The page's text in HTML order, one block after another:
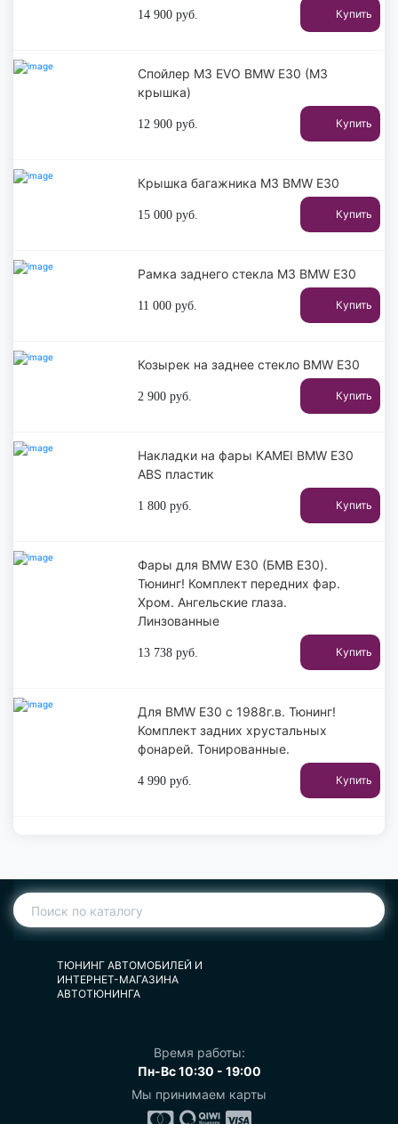
14 900 руб. Купить
Спойлер M3 EVO BMW E30 (M3
крышка)
12 900 руб. Купить
Крышка багажника M3 BMW E30
15 000 руб. Купить
Рамка заднего стекла M3 BMW E30
11 000 руб. Купить
Козырек на заднее стекло BMW E30
2 900 руб. Купить
Накладки на фары KAMEI BMW E30
ABS пластик
1 800 руб. Купить
Фары для BMW E30 (БМВ Е30).
Тюнинг! Комплект передних фар.
Хром. Ангельские глаза.
Линзованные
13 738 руб. Купить
Для BMW E30 с 1988г.в. Тюнинг!
Комплект задних хрустальных
фонарей. Тонированные.
4 990 руб. Купить
ТЮНИНГ АВТОМОБИЛЕЙ И
ИНТЕРНЕТ-МАГАЗИНА
АВТОТЮНИНГА
Время работы:
Пн-Вс 10:30 - 19:00
Мы принимаем карты